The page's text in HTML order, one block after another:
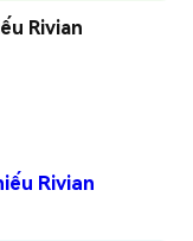
Rivian
Rivian